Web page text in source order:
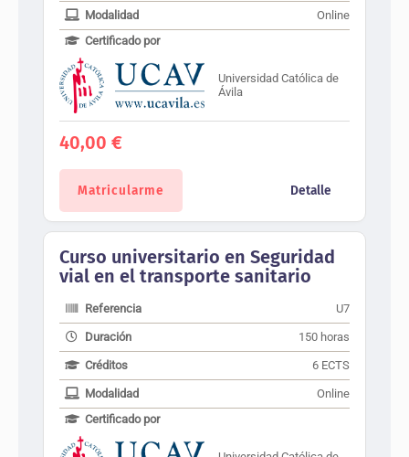
Modalidad
Online
Certificado por
Universidad Católica de
Ávila
40,00 €
Matricularme Detalle
Curso universitario en Seguridad
vial en el transporte sanitario
Referencia U7
Duración 150 horas
Créditos 6 ECTS
Modalidad
Online
Certificado por